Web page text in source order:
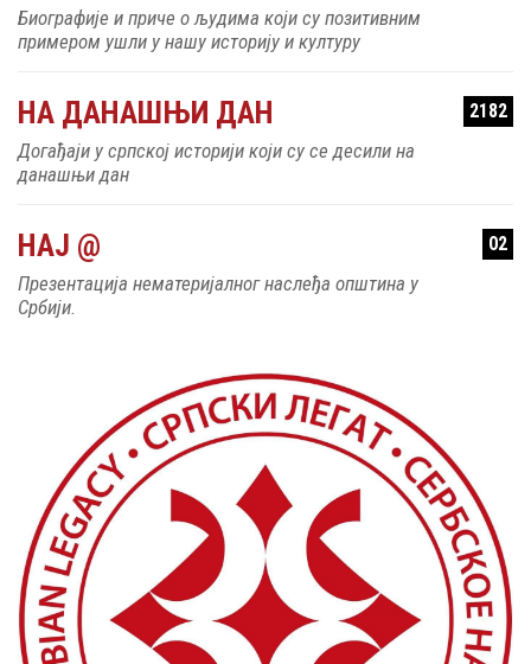
Биографије и приче о људима који су позитивним
примером ушли у нашу историју и културу
НА ДАНАШЊИ ДАН 2182
Догађаји у српској историји који су се десили на
данашњи дан
НАЈ @ 02
Презентација нематеријалног наслеђа општина у
Србији.